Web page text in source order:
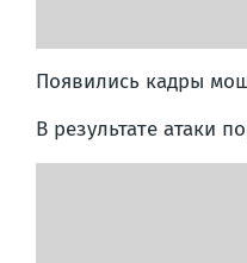
Появились кадры
В результате атаки